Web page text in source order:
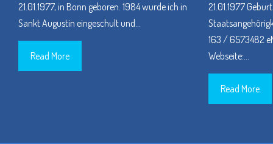
21.01.1977, in Bonn geboren. 1984 wurde ich in
Sankt Augustin eingeschult und…
Read More
21.01.1977
163 / 6573482
Webseite:…
Read More